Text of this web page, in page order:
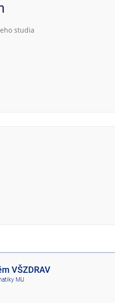
studia
VŠZDRAV
MU